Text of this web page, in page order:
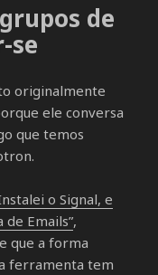
de
se
originalmente
ele conversa
que temos
o Signal, e
de Emails”,
que a forma
ferramenta tem